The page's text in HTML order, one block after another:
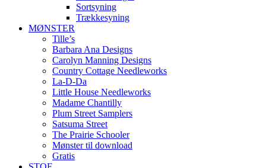
Sortsyning
Trækkesyning
MØNSTER
Tille’s
Barbara Ana Designs
Carolyn Manning Designs
Country Cottage Needleworks
La-D-Da
Little House Needleworks
Madame Chantilly
Plum Street Samplers
Satsuma Street
The Prairie Schooler
Mønster til download
Gratis